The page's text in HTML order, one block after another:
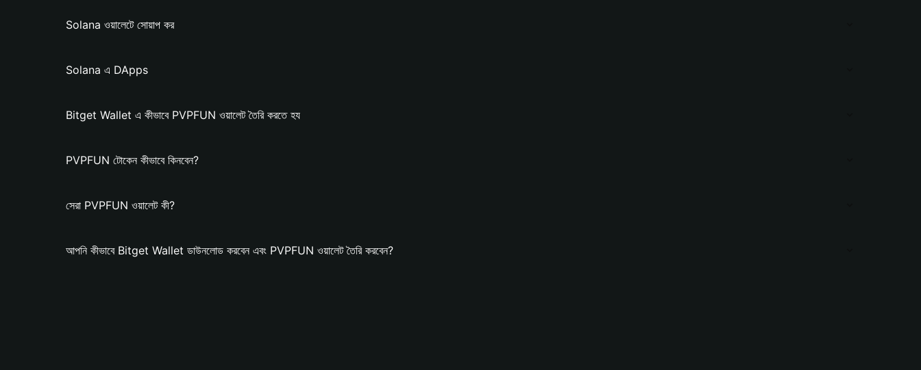
Solana ওয়ালেটে সোয়াপ কর
Solana এ DApps
Bitget Wallet এ কীভাবে PVPFUN ওয়ালেট তৈরি করতে হয
PVPFUN টোকেন কীভাবে কিনবেন?
সেরা PVPFUN ওয়ালেট কী?
আপনি কীভাবে Bitget Wallet ডাউনলোড করবেন এবং PVPFUN ওয়ালেট তৈরি করবেন?